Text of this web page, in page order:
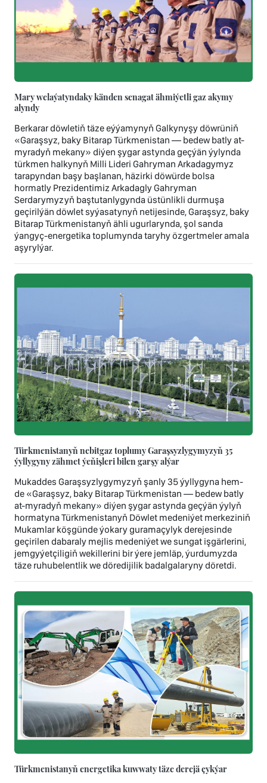
Mary welaýatyndaky känden senagat ähmiýetli gaz akymy
alyndy
Berkarar döwletiň täze eýýamynyň Galkynyşy döwrüniň
«Garaşsyz, baky Bitarap Türkmenistan — bedew batly at-
myradyň mekany» diýen şygar astynda geçýän ýylynda
türkmen halkynyň Milli Lideri Gahryman Arkadagymyz
tarapyndan başy başlanan, häzirki döwürde bolsa
hormatly Prezidentimiz Arkadagly Gahryman
Serdarymyzyň baştutanlygynda üstünlikli durmuşa
geçirilýän döwlet syýasatynyň netijesinde, Garaşsyz, baky
Bitarap Türkmenistanyň ähli ugurlarynda, şol sanda
ýangyç-energetika toplumynda taryhy özgertmeler amala
aşyrylýar.
Türkmenistanyň nebitgaz toplumy Garaşsyzlygymyzyň 35
ýyllygyny zähmet ýeňişleri bilen garşy alýar
Mukaddes Garaşsyzlygymyzyň şanly 35 ýyllygyna hem-
de «Garaşsyz, baky Bitarap Türkmenistan — bedew batly
at-myradyň mekany» diýen şygar astynda geçýän ýylyň
hormatyna Türkmenistanyň Döwlet medeniýet merkeziniň
Mukamlar köşgünde ýokary guramaçylyk derejesinde
geçirilen dabaraly mejlis medeniýet we sungat işgärlerini,
jemgyýetçiligiň wekillerini bir ýere jemläp, ýurdumyzda
täze ruhubelentlik we döredijilik badalgalaryny döretdi.
Türkmenistanyň energetika kuwwaty täze derejä çykýar